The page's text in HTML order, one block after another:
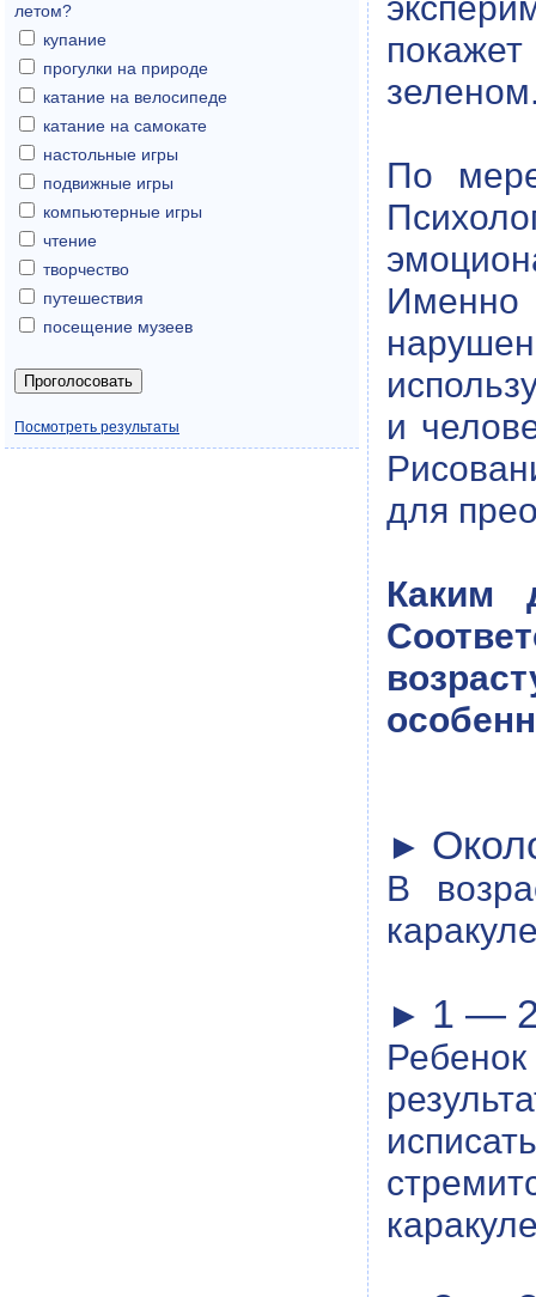
По
Именно
и
для
Каким
►
В
► 1 —
летом?
купание
прогулки на природе
катание на велосипеде
катание на самокате
настольные игры
подвижные игры
компьютерные игры
чтение
творчество
путешествия
посещение музеев
Посмотреть результаты